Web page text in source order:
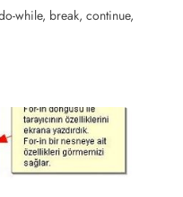
while, break, continue,